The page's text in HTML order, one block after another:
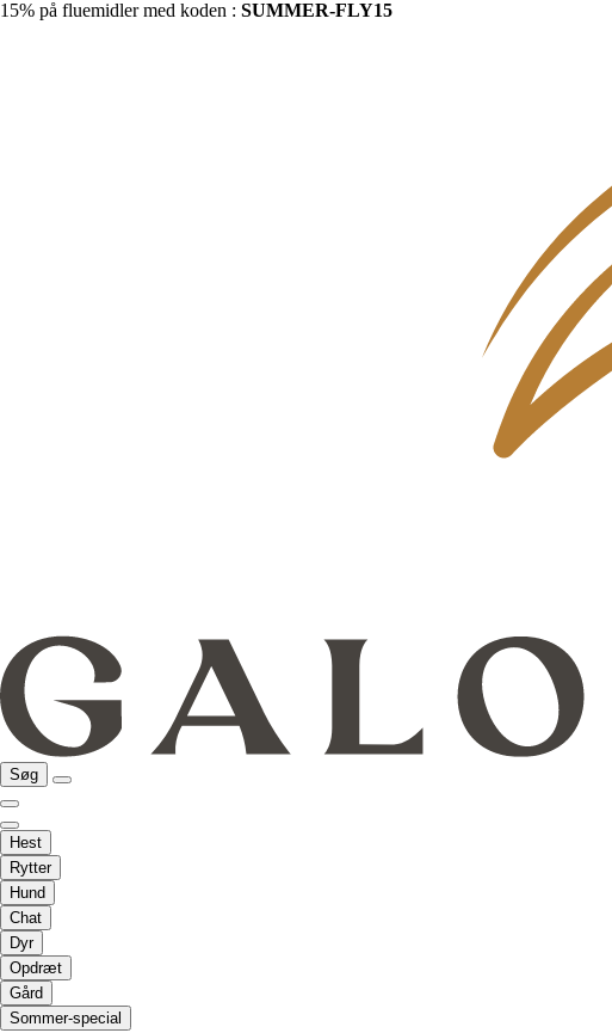
15% på fluemidler med koden : SUMMER-FLY15
Søg
Hest
Rytter
Hund
Chat
Dyr
Opdræt
Gård
Sommer-special